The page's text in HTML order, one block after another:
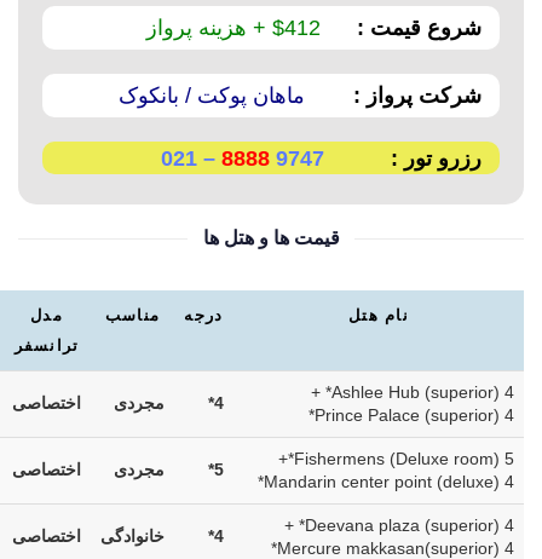
شروع قیمت : 412$ + هزینه پرواز
شرکت پرواز : ماهان پوکت / بانکوک
رزرو تور : 9747
8888
– 021
قیمت ها و هتل ها
نام هتل درجه مناسب
مدل
ترانسفر
Ashlee Hub (superior) 4* +
Prince Palace (superior) 4*
4* مجردی اختصاصی
Fishermens (Deluxe room) 5*+
Mandarin center point (deluxe) 4*
5* مجردی اختصاصی
Deevana plaza (superior) 4* +
Mercure makkasan(superior) 4*
4* خانوادگی اختصاصی